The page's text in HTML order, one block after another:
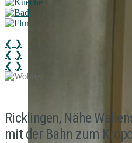
❮ ❯
❮ ❯
❮ ❯
Ricklingen, Nähe
mit der Bahn zum